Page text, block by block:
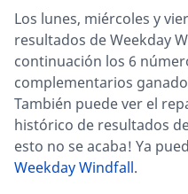
Los lunes, miércoles y
resultados de Weekday
continuación los 6
complementarios
También puede ver el
histórico de resultados
esto no se acaba! Ya
Weekday Windfall.